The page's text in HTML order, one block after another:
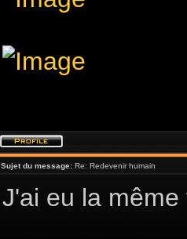
Sujet du message: Re: Redevenir humain
J'ai eu la